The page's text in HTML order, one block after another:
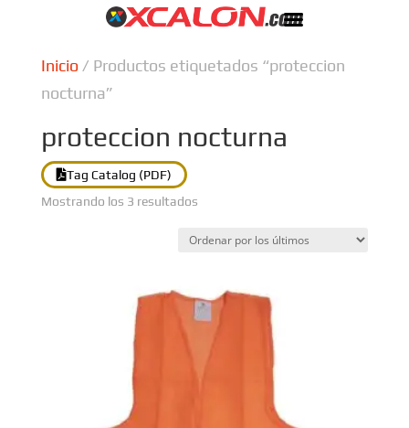
Inicio/ Productos etiquetados “proteccion
nocturna”
proteccion nocturna
Tag Catalog (PDF)
Mostrando los 3 resultadosOrdenado